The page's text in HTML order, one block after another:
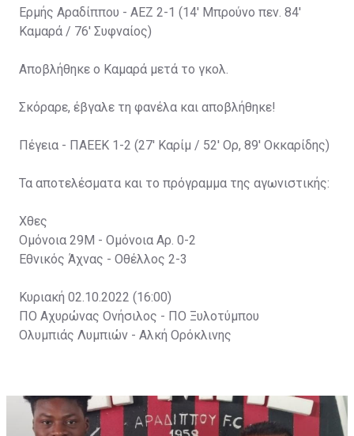
Ερμής Αραδίππου - ΑΕΖ 2-1 (14' Μπρούνο πεν. 84'
Καμαρά / 76' Συφναίος)
Αποβλήθηκε ο Καμαρά μετά το γκολ.
Σκόραρε, έβγαλε τη φανέλα και αποβλήθηκε!
Πέγεια - ΠΑΕΕΚ 1-2 (27' Καρίμ / 52' Ορ, 89' Οκκαρίδης)
Τα αποτελέσματα και το πρόγραμμα της αγωνιστικής:
Χθες
Ομόνοια 29Μ - Ομόνοια Αρ. 0-2
Εθνικός Άχνας - Οθέλλος 2-3
Κυριακή 02.10.2022 (16:00)
ΠΟ Αχυρώνας Ονήσιλος - ΠΟ Ξυλοτύμπου
Ολυμπιάς Λυμπιών - Αλκή Ορόκλινης